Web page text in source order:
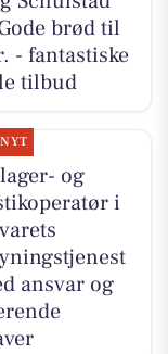
brød til
- fantastiske
tilbud
og
i
ansvar og